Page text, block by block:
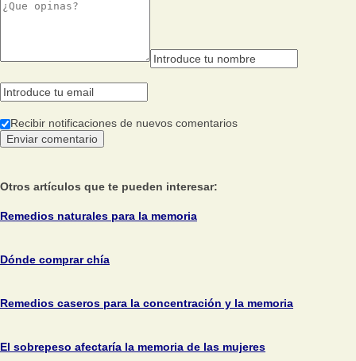
Recibir notificaciones de nuevos comentarios
Otros artículos que te pueden interesar:
Remedios naturales para la memoria
Dónde comprar chía
Remedios caseros para la concentración y la memoria
El sobrepeso afectaría la memoria de las mujeres